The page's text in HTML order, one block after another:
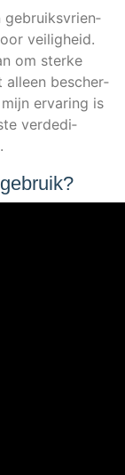
gebruiks­vri­en­
vei­lig­heid.
om ster­ke
alleen bescher­
erva­ring is
ver­de­di­